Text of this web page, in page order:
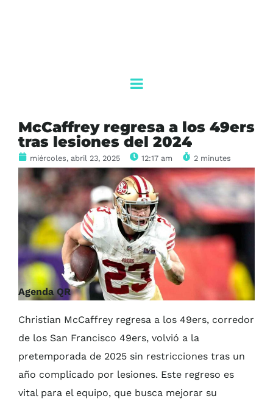
McCaffrey regresa a los 49ers
tras lesiones del 2024
miércoles, abril 23, 2025 12:17 am 2 minutes
Agenda QR
Christian McCaffrey regresa a los 49ers, corredor
de los San Francisco 49ers, volvió a la
pretemporada de 2025 sin restricciones tras un
año complicado por lesiones. Este regreso es
vital para el equipo, que busca mejorar su